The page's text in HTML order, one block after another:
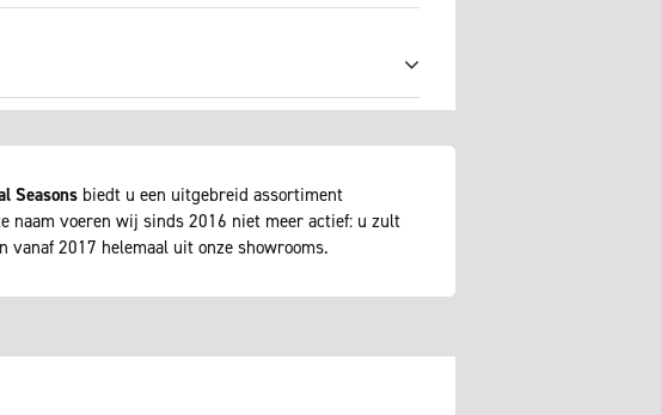
Seasons biedt u een uitgebreid assortiment
naam voeren wij sinds 2016 niet meer actief: u zult
vanaf 2017 helemaal uit onze showrooms.